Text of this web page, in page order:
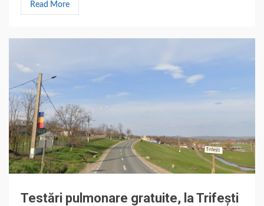
Read More
Testări pulmonare gratuite, la Trifești